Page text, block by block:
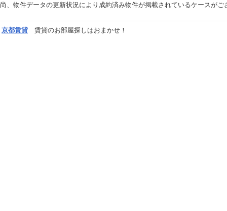
尚、物件データの更新状況により成約済み物件が掲載されているケースが
京都賃貸 賃貸のお部屋探しはおまかせ！